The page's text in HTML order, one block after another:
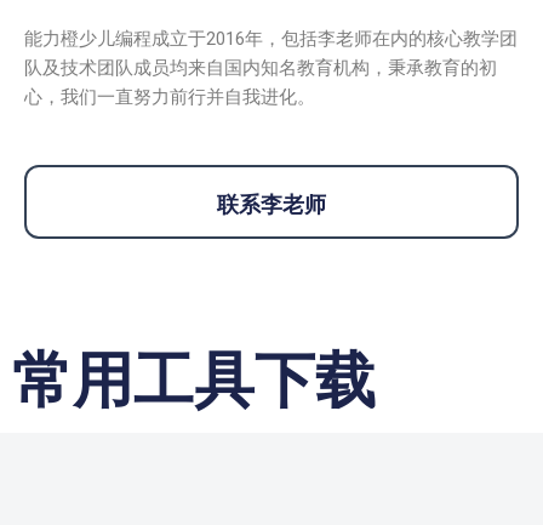
能力橙少儿编程成立于2016年，包括李老师在内的核心教学团
队及技术团队成员均来自国内知名教育机构，秉承教育的初
心，我们一直努力前行并自我进化。
联系李老师
常用工具下载